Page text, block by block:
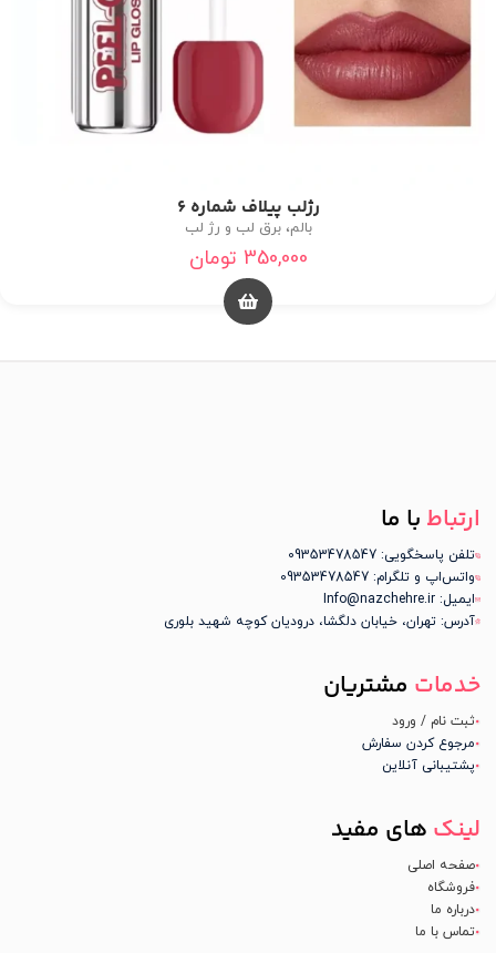
رژلب پیلاف شماره 6
بالم، برق لب و رژ لب
350,000 تومان
ارتباط با ما
تلفن پاسخگویی: 09353478547
واتس‌اپ و تلگرام: 09353478547
ایمیل: Info@nazchehre.ir
آدرس: تهران، خیابان دلگشا، درودیان کوچه شهید بلوری
خدمات مشتریان
ثبت نام / ورود
مرجوع کردن سفارش
پشتیبانی آنلاین
لینک های مفید
صفحه اصلی
فروشگاه
درباره ما
تماس با ما